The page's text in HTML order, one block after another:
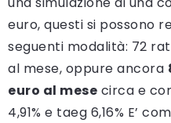
euro, questi si possono
seguenti modalità: 72
al mese, oppure ancora
euro al mese circa e
4,91% e taeg 6,16% E’